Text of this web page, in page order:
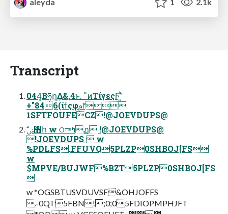
Transcript
044͔Βཧղ͢Δ&,4ͱ ͦͷΤίγεςϜʹ͍ͭͯ
+"846(ίϯςφࢧ෦
1SFTFOUFECZ!@JOEVDUPS@
!JOEVDUPS  w
%PDLFS.FFUVQ5PLZP0SHBOJ[FS
w
$MPVE/BUJWF%BZT5PLZP0SHBOJ[FS

w *OGSBTUSVDUVSF&OHJOFFS
.-0QT5FBN!;0;05FDIOPMPHJFT